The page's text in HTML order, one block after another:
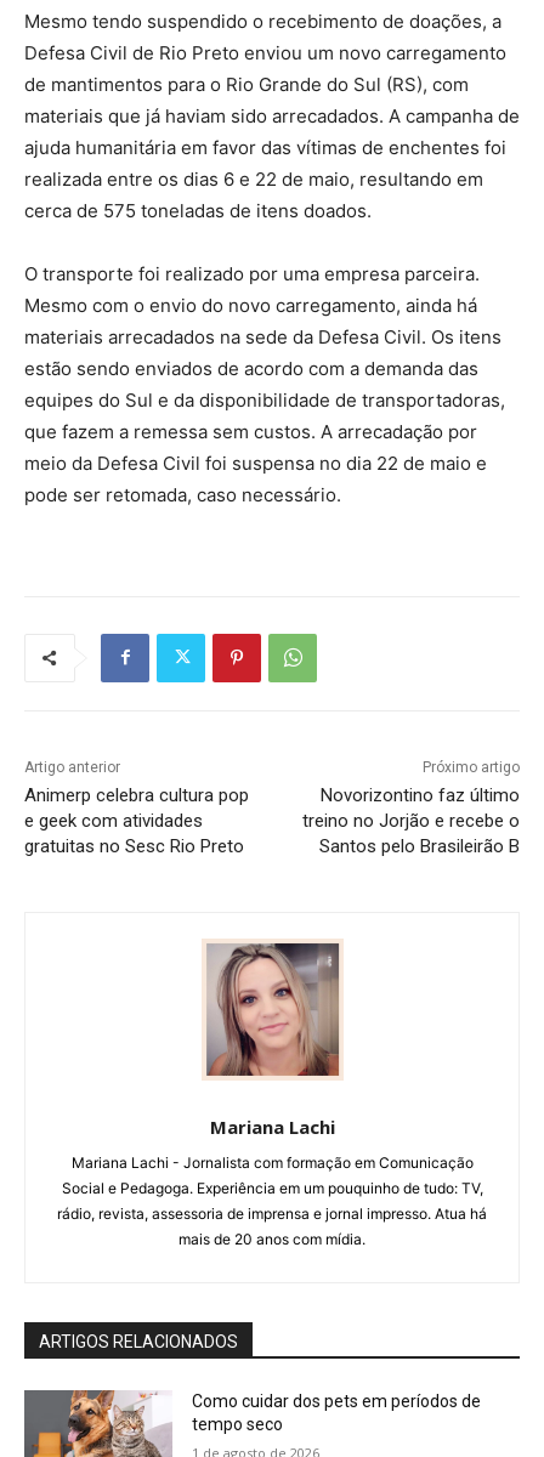
Mesmo tendo suspendido o recebimento de doações, a
Defesa Civil de Rio Preto enviou um novo carregamento
de mantimentos para o Rio Grande do Sul (RS), com
materiais que já haviam sido arrecadados. A campanha de
ajuda humanitária em favor das vítimas de enchentes foi
realizada entre os dias 6 e 22 de maio, resultando em
cerca de 575 toneladas de itens doados.
O transporte foi realizado por uma empresa parceira.
Mesmo com o envio do novo carregamento, ainda há
materiais arrecadados na sede da Defesa Civil. Os itens
estão sendo enviados de acordo com a demanda das
equipes do Sul e da disponibilidade de transportadoras,
que fazem a remessa sem custos. A arrecadação por
meio da Defesa Civil foi suspensa no dia 22 de maio e
pode ser retomada, caso necessário.
Artigo anterior
Animerp celebra cultura pop
e geek com atividades
gratuitas no Sesc Rio Preto
Próximo artigo
Novorizontino faz último
treino no Jorjão e recebe o
Santos pelo Brasileirão B
Mariana Lachi
Mariana Lachi - Jornalista com formação em Comunicação
Social e Pedagoga. Experiência em um pouquinho de tudo: TV,
rádio, revista, assessoria de imprensa e jornal impresso. Atua há
mais de 20 anos com mídia.
ARTIGOS RELACIONADOS
Como cuidar dos pets em períodos de
tempo seco
1 de agosto de 2026